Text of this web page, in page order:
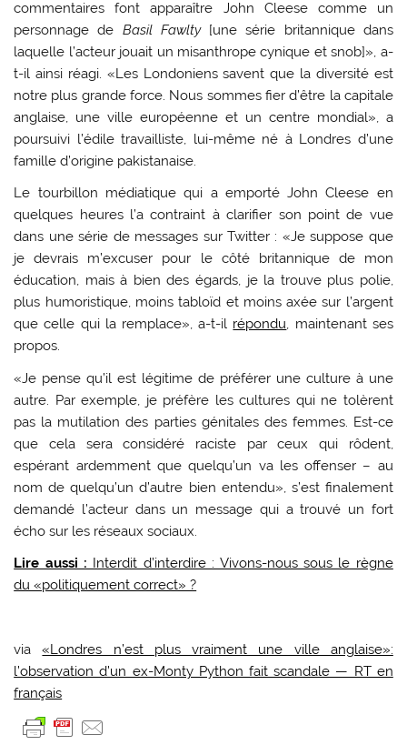
commentaires font apparaître John Cleese comme un
personnage de Basil Fawlty [une série britannique dans
laquelle l’acteur jouait un misanthrope cynique et snob]», a-
t-il ainsi réagi. «Les Londoniens savent que la diversité est
notre plus grande force. Nous sommes fier d’être la capitale
anglaise, une ville européenne et un centre mondial», a
poursuivi l’édile travailliste, lui-même né à Londres d’une
famille d’origine pakistanaise.
Le tourbillon médiatique qui a emporté John Cleese en
quelques heures l’a contraint à clarifier son point de vue
dans une série de messages sur Twitter : «Je suppose que
je devrais m’excuser pour le côté britannique de mon
éducation, mais à bien des égards, je la trouve plus polie,
plus humoristique, moins tabloïd et moins axée sur l’argent
que celle qui la remplace», a-t-il répondu, maintenant ses
propos.
«Je pense qu’il est légitime de préférer une culture à une
autre. Par exemple, je préfère les cultures qui ne tolèrent
pas la mutilation des parties génitales des femmes. Est-ce
que cela sera considéré raciste par ceux qui rôdent,
espérant ardemment que quelqu’un va les offenser – au
nom de quelqu’un d’autre bien entendu», s’est finalement
demandé l’acteur dans un message qui a trouvé un fort
écho sur les réseaux sociaux.
Lire aussi : Interdit d’interdire : Vivons-nous sous le règne
du «politiquement correct» ?
via«Londres n’est plus vraiment une ville anglaise»:
l’observation d’un ex-Monty Python fait scandale — RT en
français